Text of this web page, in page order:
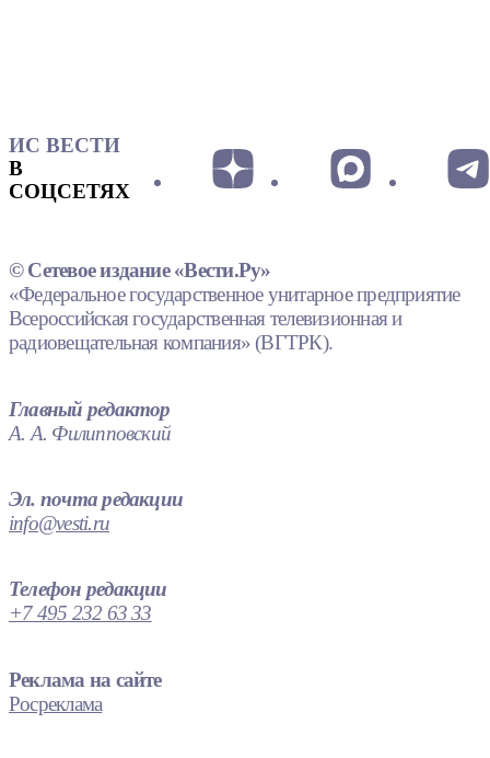
ИС ВЕСТИ
В
СОЦСЕТЯХ
© Сетевое издание «Вести.Ру»
«Федеральное государственное унитарное предприятие
Всероссийская государственная телевизионная и
радиовещательная компания» (ВГТРК).
Главный редактор
А. А. Филипповский
Эл. почта редакции
info@vesti.ru
Телефон редакции
+7 495 232 63 33
Реклама на сайте
Росреклама